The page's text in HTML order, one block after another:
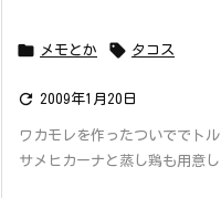
 メモとか  タコス
 2009年1月20日
ワカモレを作ったついででト
サメヒカーナと蒸し鶏も用意